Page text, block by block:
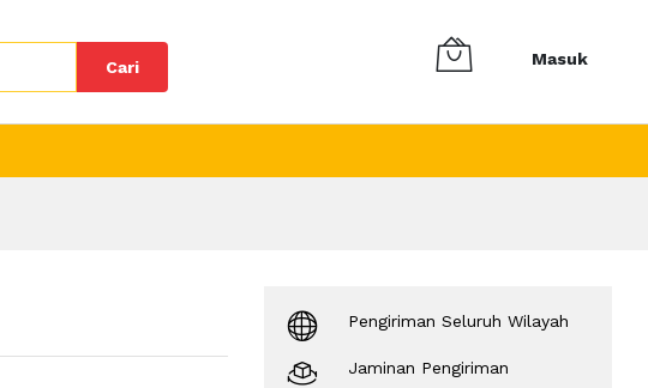
Cari Masuk
Pengiriman Seluruh Wilayah
Jaminan Pengiriman